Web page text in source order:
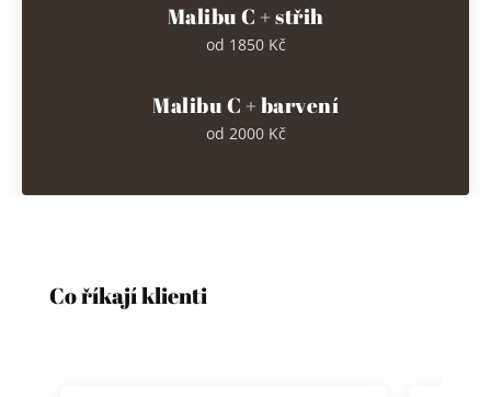
Malibu C + střih
od 1850 Kč
Malibu C + barvení
od 2000 Kč
Co říkají klienti